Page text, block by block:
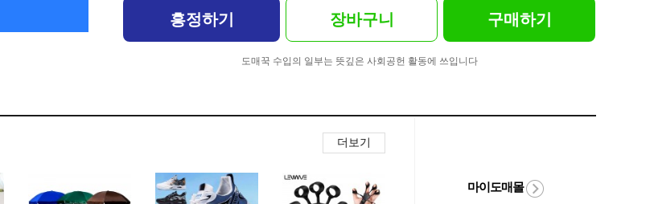
흥정하기 장바구니 구매하기
도매꾹 수입의 일부는 뜻깊은 사회공헌 활동에 쓰입니다
더보기
마이도매몰